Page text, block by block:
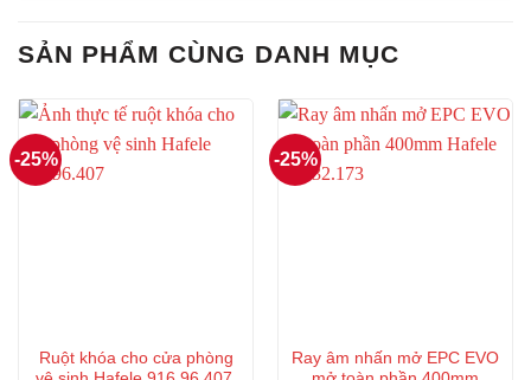
SẢN PHẨM CÙNG DANH MỤC
-25%
Ruột khóa cho cửa phòng
-25%
Ray âm nhấn mở EPC EVO